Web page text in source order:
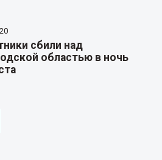
сбили над
областью в ночь